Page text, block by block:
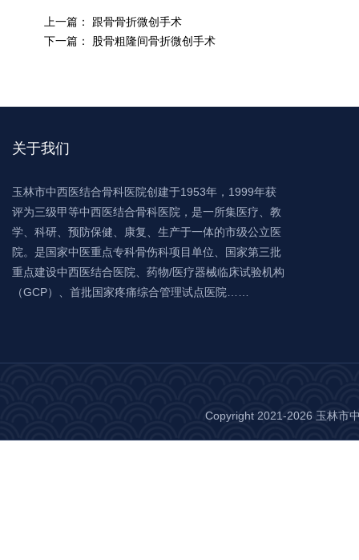
上一篇： 跟骨骨折微创手术
下一篇： 股骨粗隆间骨折微创手术
关于我们
玉林市中西医结合骨科医院创建于1953年，1999年获
评为三级甲等中西医结合骨科医院，是一所集医疗、教
学、科研、预防保健、康复、生产于一体的市级公立医
院。是国家中医重点专科骨伤科项目单位、国家第三批
重点建设中西医结合医院、药物/医疗器械临床试验机构
（GCP）、首批国家疼痛综合管理试点医院……
Copyright 2021-2026 玉林市